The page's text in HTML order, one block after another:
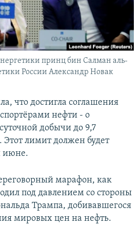
принц бин Салман аль-
России Александр Новак
что достигла соглашения
нефти - о
добычи до 9,7
лимит должен будет
июне.
марафон, как
под давлением со стороны
Трампа, добивавшегося
мировых цен на нефть.